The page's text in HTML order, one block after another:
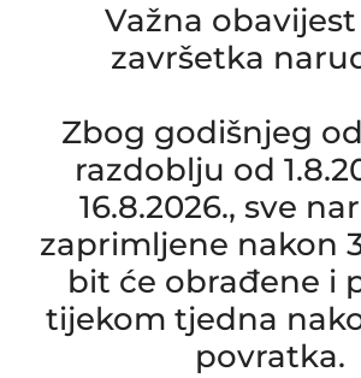
Važna
završetka
Zbog godišnjeg
razdoblju od
16.8.2026., sve
zaprimljene nakon
bit će obrađene i
tijekom tjedna
povratka.